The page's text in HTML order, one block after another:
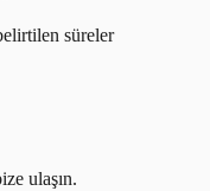
süreler
ulaşın.